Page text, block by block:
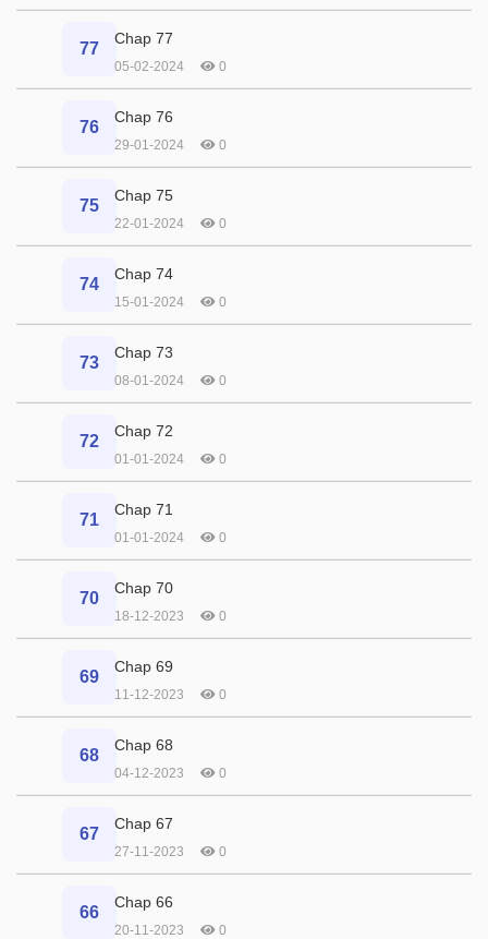
77
Chap 77
05-02-2024 0
76
Chap 76
29-01-2024 0
75
Chap 75
22-01-2024 0
74
Chap 74
15-01-2024 0
73
Chap 73
08-01-2024 0
72
Chap 72
01-01-2024 0
71
Chap 71
01-01-2024 0
70
Chap 70
18-12-2023 0
69
Chap 69
11-12-2023 0
68
Chap 68
04-12-2023 0
67
Chap 67
27-11-2023 0
66
Chap 66
20-11-2023 0